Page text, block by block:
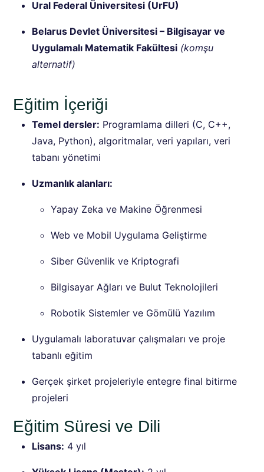
Ural Federal Üniversitesi (UrFU)
Belarus Devlet Üniversitesi – Bilgisayar ve
Uygulamalı Matematik Fakültesi (komşu
alternatif)
Eğitim İçeriği
Temel dersler: Programlama dilleri (C, C++,
Java, Python), algoritmalar, veri yapıları, veri
tabanı yönetimi
Uzmanlık alanları:
Yapay Zeka ve Makine Öğrenmesi
Web ve Mobil Uygulama Geliştirme
Siber Güvenlik ve Kriptografi
Bilgisayar Ağları ve Bulut Teknolojileri
Robotik Sistemler ve Gömülü Yazılım
Uygulamalı laboratuvar çalışmaları ve proje
tabanlı eğitim
Gerçek şirket projeleriyle entegre final bitirme
projeleri
Eğitim Süresi ve Dili
Lisans: 4 yıl